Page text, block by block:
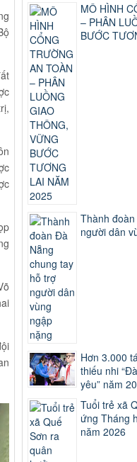
MÔ HÌNH
– PHÂN
BƯỚC
Thành
người dân
Hơn 3.000
thiếu nhi
yêu” năm
Tuổi trẻ xã
ứng Tháng
năm 2026